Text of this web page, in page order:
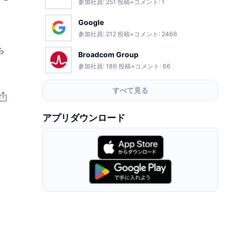
参加社員: 251 投稿+コメント: 1
Google
参加社員: 212 投稿+コメント: 2466
Broadcom Group
参加社員: 186 投稿+コメント: 66
すべて見る
アプリダウンロード